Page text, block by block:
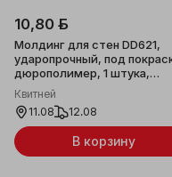
10,80 ƃ
Молдинг для стен DD621,
ударопрочный, под
дюрополимер, 1 штука,
15х15х2000мм
Квитней
11.08
12.08
В корзину